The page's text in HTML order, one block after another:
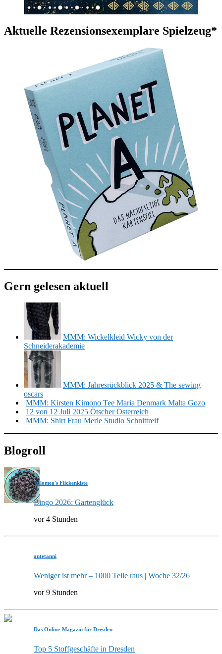
Aktuelle Rezensionsexemplare Spielzeug*
Gern gelesen aktuell
MMM: Wickelkleid Wicky von der
Schneiderakademie
MMM: Jahresrückblick 2025 & The sewing
oscars
MMM: Kirsten Kimono Tee Maria Denmark Malta Gozo
12 von 12 Juli 2025 Ötscher Österreich
MMM: Shirt Frau Merle Studio Schnittreif
Blogroll
Valomea's Flickenkiste
Bingo 2026: Gartenglück
vor 4 Stunden
antetanni
Weniger ist mehr – 1000 Teile raus | Woche 32/26
vor 9 Stunden
Das Online-Magazin für Dresden
Top 5 Stoffgeschäfte in Dresden